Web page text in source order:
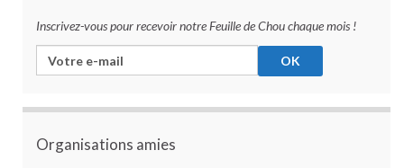
Inscrivez-vous pour recevoir notre Feuille de Chou chaque mois !
Organisations amies